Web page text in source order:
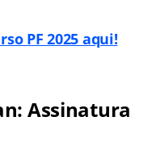
PF 2025 aqui!
Assinatura